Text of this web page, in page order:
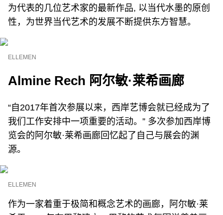
为代表的几位艺术家的最新作品, 以当代水墨的原创
性，为世界当代艺术的发展不断提供东方智慧。
ELLEMEN
Almine Rech 阿尔敏·莱希画廊
“自2017年首次参展以来，西岸艺博会就已经成为了
我们工作安排中一项重要的活动。” 多次参加西岸博
览会的阿尔敏·莱希画廊回忆起了自己与展会的渊
源。
ELLEMEN
作为一家着重于极简和概念艺术的画廊，阿尔敏·莱